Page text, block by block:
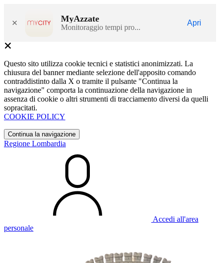
× MyAzzate
Monitoraggio tempi pro...
Apri
Questo sito utilizza cookie tecnici e statistici anonimizzati. La
chiusura del banner mediante selezione dell'apposito comando
contraddistinto dalla X o tramite il pulsante "Continua la
navigazione" comporta la continuazione della navigazione in
assenza di cookie o altri strumenti di tracciamento diversi da quelli
sopracitati.
COOKIE POLICY
Continua la navigazione
Regione Lombardia
Accedi all'area
personale